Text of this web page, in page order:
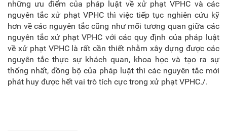
những ưu điểm của pháp luật về xử phạt VPHC và các
nguyên tắc xử phạt VPHC thì việc tiếp tục nghiên cứu kỹ
hơn về các nguyên tắc cũng như mối tương quan giữa các
nguyên tắc xử phạt VPHC với các quy định của pháp luật
về xử phạt VPHC là rất cần thiết nhằm xây dựng được các
nguyên tắc thực sự khách quan, khoa học và tạo ra sự
thống nhất, đồng bộ của pháp luật thì các nguyên tắc mới
phát huy được hết vai trò tích cực trong xử phạt VPHC./.